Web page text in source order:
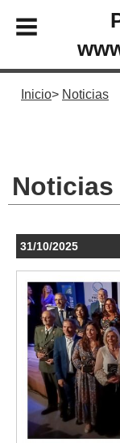
Inicio Noticias
Noticias
31/10/2025